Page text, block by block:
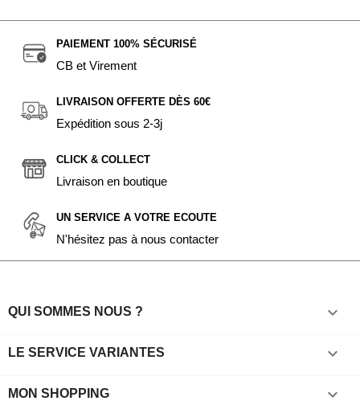
PAIEMENT 100% SÉCURISÉ
CB et Virement
LIVRAISON OFFERTE DÈS 60€
Expédition sous 2-3j
CLICK & COLLECT
Livraison en boutique
UN SERVICE A VOTRE ECOUTE
N'hésitez pas à nous contacter
QUI SOMMES NOUS ? 
LE SERVICE VARIANTES 
MON SHOPPING 